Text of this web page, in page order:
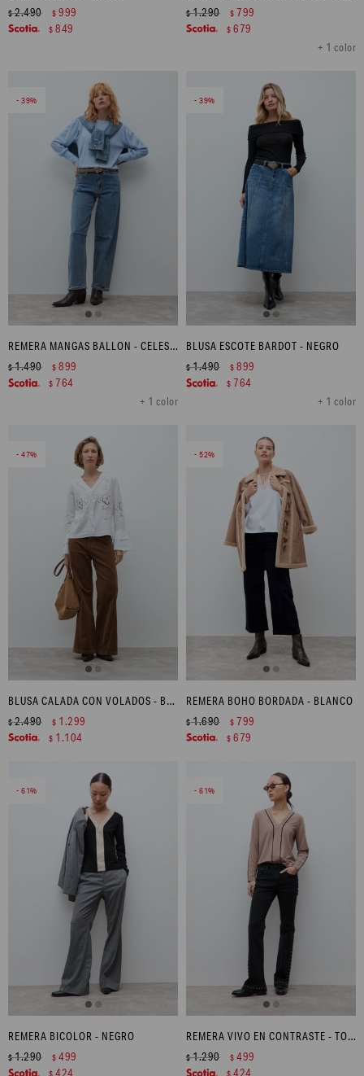
$2.490 $ 999
$ 849
+ 1 color
$1.290 $ 799
$ 679
39
REMERA MANGAS BALLON - CELESTE MELANGE
+ 1 color
$1.490 $ 899
$ 764
39
BLUSA ESCOTE BARDOT - NEGRO
+ 1 color
$1.490 $ 899
$ 764
47
BLUSA CALADA CON VOLADOS - BLANCO
$2.490 $ 1.299
$ 1.104
52
REMERA BOHO BORDADA - BLANCO
$1.690 $ 799
$ 679
61
REMERA BICOLOR - NEGRO
$1.290 $ 499
$ 424
61
REMERA VIVO EN CONTRASTE - TOSTADO
$1.290 $ 499
$ 424